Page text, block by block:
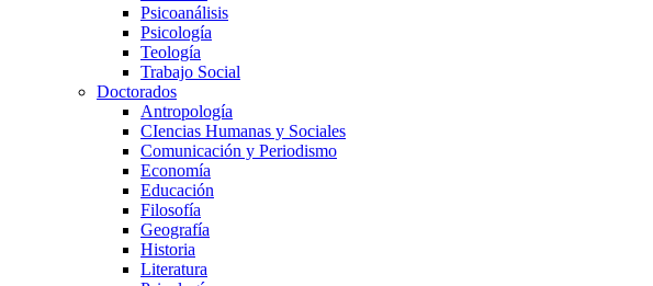
Psicoanálisis
Psicología
Teología
Trabajo Social
Doctorados
Antropología
CIencias Humanas y Sociales
Comunicación y Periodismo
Economía
Educación
Filosofía
Geografía
Historia
Literatura